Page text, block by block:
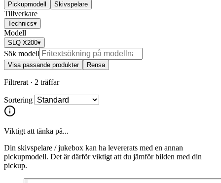
Pickupmodell Skivspelare
Tillverkare
Technics▾
Modell
SLQ X200▾
Sök modell
Visa passande produkter Rensa
Filtrerat · 2 träffar
Sortering
Viktigt att tänka på...
Din skivspelare / jukebox kan ha levererats med en annan
pickupmodell. Det är därför viktigt att du jämför bilden med din
pickup.